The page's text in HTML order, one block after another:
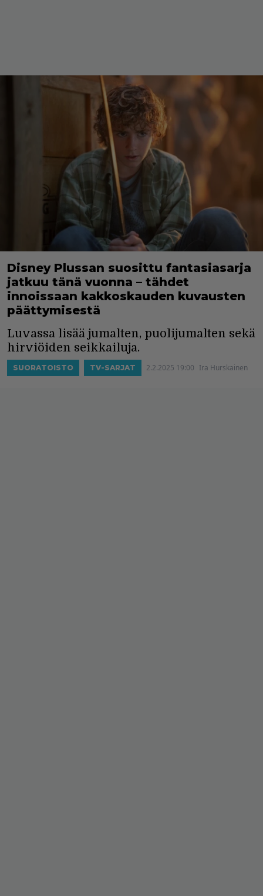
Disney Plussan suosittu fantasiasarja
jatkuu tänä vuonna – tähdet
innoissaan kakkoskauden kuvausten
päättymisestä
Luvassa lisää jumalten, puolijumalten sekä
hirviöiden seikkailuja.
SUORATOISTO TV-SARJAT 2.2.2025 19:00 Ira Hurskainen